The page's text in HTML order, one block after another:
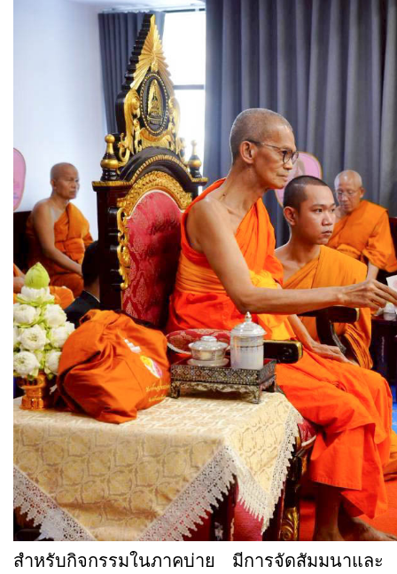
สำหรับกิจกรรมในภาคบ่าย มีการจัดสัมมนาและ